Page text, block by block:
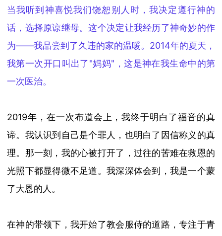
当我听到神喜悦我们饶恕别人时，我决定遵行神的
话，选择原谅继母。这个决定让我经历了神奇妙的作
为——我品尝到了久违的家的温暖。 2014年的夏天，
我第一次开口叫出了"妈妈" ，这是神在我生命中的第
一次医治。
2019年，在一次布道会上，我终于明白了福音的真
谛。我认识到自己是个罪人，也明白了因信称义的真
理。那一刻，我的心被打开了，过往的苦难在救恩的
光照下都显得微不足道。我深深体会到，我是一个蒙
了大恩的人。
在神的带领下，我开始了教会服侍的道路，专注于青